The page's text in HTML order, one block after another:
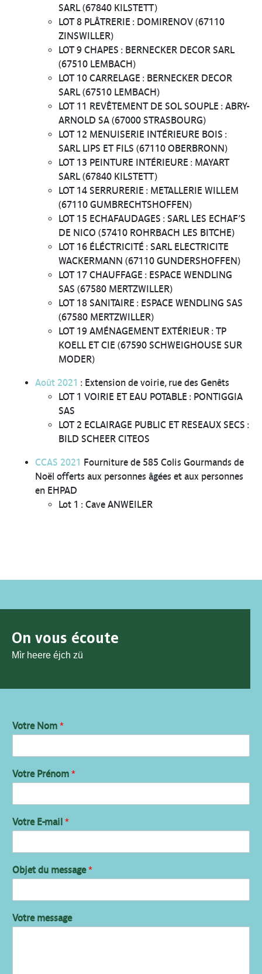
SARL (67840 KILSTETT)
LOT 8 PLÂTRERIE : DOMIRENOV (67110
ZINSWILLER)
LOT 9 CHAPES : BERNECKER DECOR SARL
(67510 LEMBACH)
LOT 10 CARRELAGE : BERNECKER DECOR
SARL (67510 LEMBACH)
LOT 11 REVÊTEMENT DE SOL SOUPLE : ABRY-
ARNOLD SA (67000 STRASBOURG)
LOT 12 MENUISERIE INTÉRIEURE BOIS :
SARL LIPS ET FILS (67110 OBERBRONN)
LOT 13 PEINTURE INTÉRIEURE : MAYART
SARL (67840 KILSTETT)
LOT 14 SERRURERIE : METALLERIE WILLEM
(67110 GUMBRECHTSHOFFEN)
LOT 15 ECHAFAUDAGES : SARL LES ECHAF’S
DE NICO (57410 ROHRBACH LES BITCHE)
LOT 16 ÉLÉCTRICITÉ : SARL ELECTRICITE
WACKERMANN (67110 GUNDERSHOFFEN)
LOT 17 CHAUFFAGE : ESPACE WENDLING
SAS (67580 MERTZWILLER)
LOT 18 SANITAIRE : ESPACE WENDLING SAS
(67580 MERTZWILLER)
LOT 19 AMÉNAGEMENT EXTÉRIEUR : TP
KOELL ET CIE (67590 SCHWEIGHOUSE SUR
MODER)
Août 2021 : Extension de voirie, rue des Genêts
LOT 1 VOIRIE ET EAU POTABLE : PONTIGGIA
SAS
LOT 2 ECLAIRAGE PUBLIC ET RESEAUX SECS :
BILD SCHEER CITEOS
CCAS 2021 Fourniture de 585 Colis Gourmands de
Noël offerts aux personnes âgées et aux personnes
en EHPAD
Lot 1 : Cave ANWEILER
On vous écoute
Mìr heere éjch zü
Votre Nom *
Votre Prénom *
Votre E-mail *
Objet du message*
Votre message